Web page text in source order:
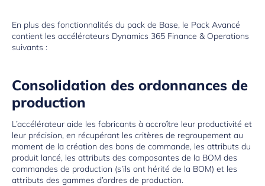
En plus des fonctionnalités du pack de Base, le Pack Avancé
contient les accélérateurs Dynamics 365 Finance & Operations
suivants :
Consolidation des ordonnances de
production
L’accélérateur aide les fabricants à accroître leur productivité et
leur précision, en récupérant les critères de regroupement au
moment de la création des bons de commande, les attributs du
produit lancé, les attributs des composantes de la BOM des
commandes de production (s’ils ont hérité de la BOM) et les
attributs des gammes d’ordres de production.